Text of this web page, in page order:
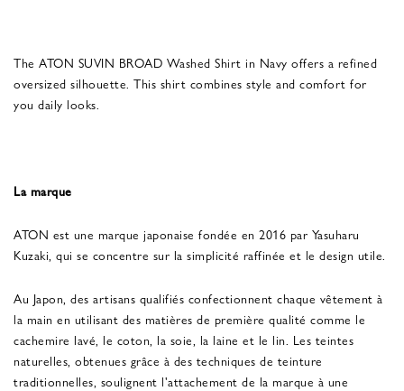
The ATON SUVIN BROAD Washed Shirt in Navy offers a refined
oversized silhouette. This shirt combines style and comfort for
you daily looks.
La marque
ATON est une marque japonaise fondée en 2016 par Yasuharu
Kuzaki, qui se concentre sur la simplicité raffinée et le design utile.
Au Japon, des artisans qualifiés confectionnent chaque vêtement à
la main en utilisant des matières de première qualité comme le
cachemire lavé, le coton, la soie, la laine et le lin. Les teintes
naturelles, obtenues grâce à des techniques de teinture
traditionnelles, soulignent l'attachement de la marque à une